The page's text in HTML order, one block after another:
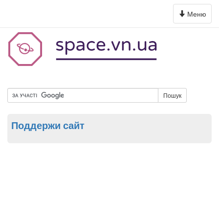
Toggle
navigation
Меню
Пошук
Поддержи сайт